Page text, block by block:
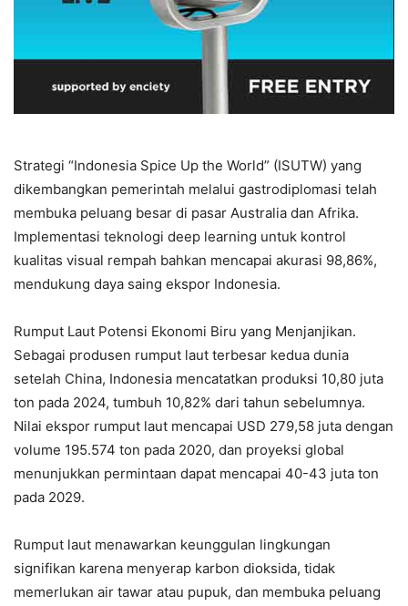
Strategi “Indonesia Spice Up the World” (ISUTW) yang
dikembangkan pemerintah melalui gastrodiplomasi telah
membuka peluang besar di pasar Australia dan Afrika.
Implementasi teknologi deep learning untuk kontrol
kualitas visual rempah bahkan mencapai akurasi 98,86%,
mendukung daya saing ekspor Indonesia.
Rumput Laut Potensi Ekonomi Biru yang Menjanjikan.
Sebagai produsen rumput laut terbesar kedua dunia
setelah China, Indonesia mencatatkan produksi 10,80 juta
ton pada 2024, tumbuh 10,82% dari tahun sebelumnya.
Nilai ekspor rumput laut mencapai USD 279,58 juta dengan
volume 195.574 ton pada 2020, dan proyeksi global
menunjukkan permintaan dapat mencapai 40-43 juta ton
pada 2029.
Rumput laut menawarkan keunggulan lingkungan
signifikan karena menyerap karbon dioksida, tidak
memerlukan air tawar atau pupuk, dan membuka peluang